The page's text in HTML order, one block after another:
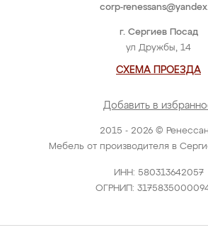
2015 - 2026 ©
Мебель от производителя в
ИНН: 580313642057
ОГРНИП:
г. Сергиев Посад
ул Дружбы, 14
СХЕМА ПРОЕЗДА
Добавить в
corp-